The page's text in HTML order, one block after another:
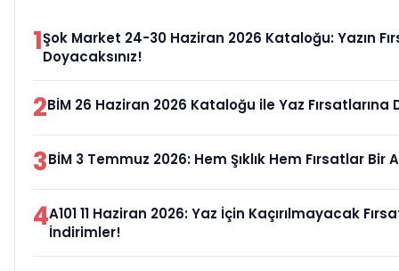
1Şok Market 24-30 Haziran 2026 Kataloğu: Yazın
Doyacaksınız!
2BİM 26 Haziran 2026 Kataloğu ile Yaz Fırsatlarına
3BİM 3 Temmuz 2026: Hem Şıklık Hem Fırsatlar Bir
4A101 11 Haziran 2026: Yaz İçin Kaçırılmayacak
İndirimler!